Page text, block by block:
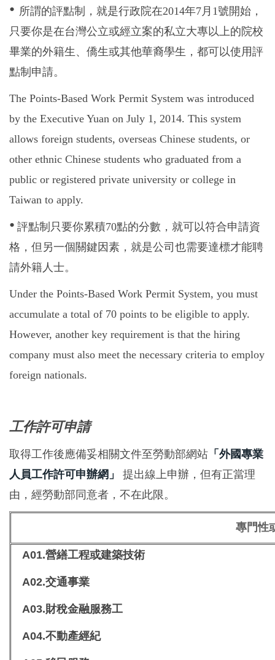
• 所謂的評點制，就是行政院在2014年7月 1號開始，
只要你是在台灣公立或經立案的私立大專以上的院校
畢業的外籍生、僑生或其他華裔學生，都可以使用評
點制申請。
The Points-Based Work Permit System was introduced
by the Executive Yuan on July 1, 2014. This system
allows foreign students, overseas Chinese students, or
other ethnic Chinese students who graduated from a
public or registered private university or college in
Taiwan to apply.
• 評點制只要你累積70點的分數，就可以符合申請資
格，但另一個關鍵因素，就是公司也需要達標才能聘
請外籍人士。
Under the Points-Based Work Permit System, you must
accumulate a total of 70 points to be eligible to apply.
However, another key requirement is that the hiring
company must also meet the necessary criteria to employ
foreign nationals.
工作許可申請
取得工作後應備妥相關文件至勞動部網站 「外國專業
人員工作許可申辦網」 提出線上申辦，但有正當理
由，經勞動部同意者，不在此限。
專門性
A01.營繕工程或建築技術
A02.交通事業
A03.財稅金融服務工
A04.不動產經紀